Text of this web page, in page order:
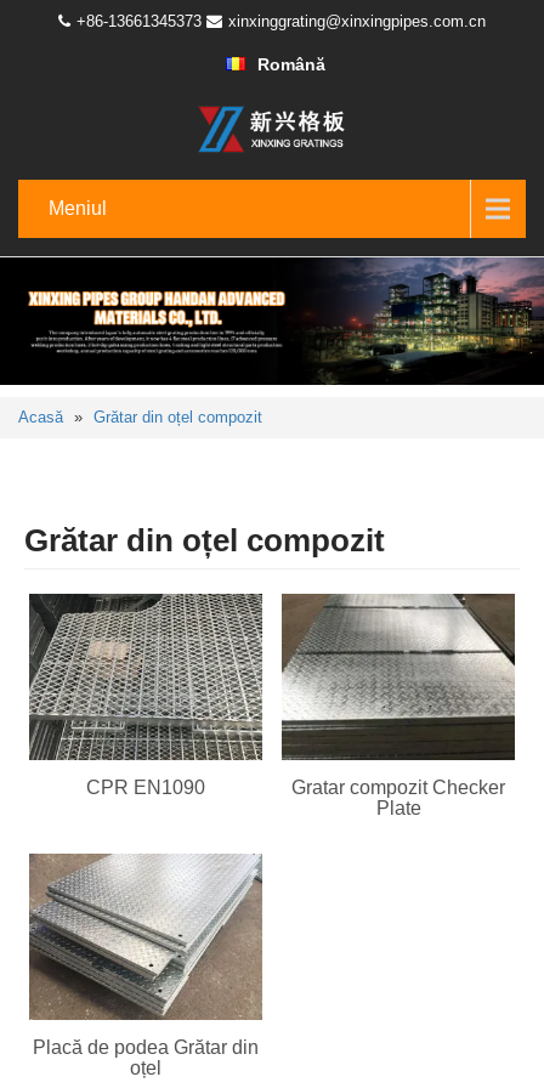
+86-13661345373 xinxinggrating@xinxingpipes.com.cn
Română
Meniul
Acasă » Grătar din oțel compozit
Grătar din oțel compozit
CPR EN1090
Gratar compozit Checker
Plate
Placă de podea Grătar din
oțel